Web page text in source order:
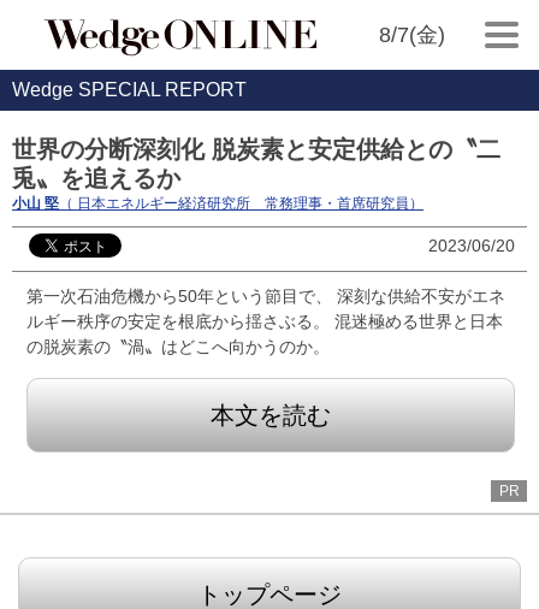
8/7(金)
Wedge SPECIAL REPORT
世界の分断深刻化 脱炭素と安定供給との〝二
兎〟を追えるか
小山 堅 （ 日本エネルギー経済研究所 常務理事・首席研究員）
2023/06/20
第一次石油危機から50年という節目で、 深刻な供給不安がエネ
ルギー秩序の安定を根底から揺さぶる。 混迷極める世界と日本
の脱炭素の〝渦〟はどこへ向かうのか。
本文を読む
PR
トップページ